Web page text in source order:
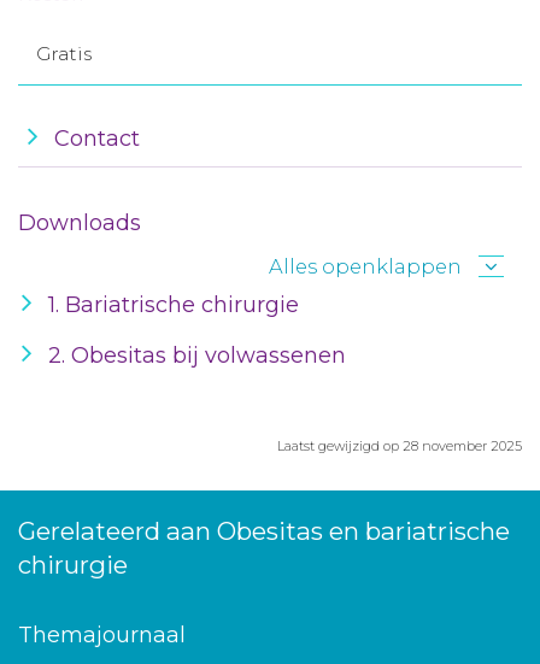
Gratis
Contact
Downloads
Alles openklappen
1. Bariatrische chirurgie
2. Obesitas bij volwassenen
Laatst gewijzigd op 28 november 2025
Gerelateerd aan Obesitas en bariatrische
chirurgie
Themajournaal